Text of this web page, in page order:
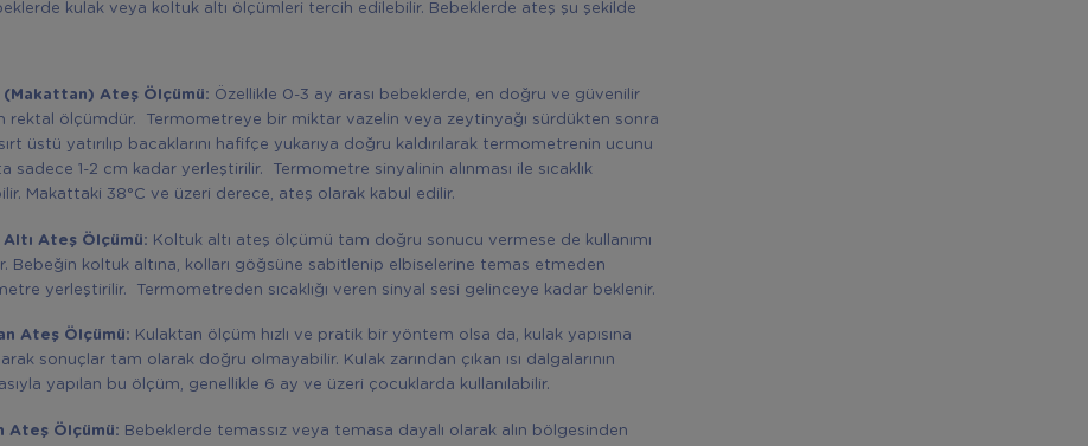
kulak veya koltuk altı ölçümleri tercih edilebilir. Bebeklerde ateş şu şekilde
(Makattan) Ateş Ölçümü: Özellikle 0-3 ay arası bebeklerde, en doğru ve güvenilir
rektal ölçümdür. Termometreye bir miktar vazelin veya zeytinyağı sürdükten sonra
üstü yatırılıp bacaklarını hafifçe yukarıya doğru kaldırılarak termometrenin ucunu
sadece 1-2 cm kadar yerleştirilir. Termometre sinyalinin alınması ile sıcaklık
Makattaki 38°C ve üzeri derece, ateş olarak kabul edilir.
Ateş Ölçümü: Koltuk altı ateş ölçümü tam doğru sonucu vermese de kullanımı
Bebeğin koltuk altına, kolları göğsüne sabitlenip elbiselerine temas etmeden
yerleştirilir. Termometreden sıcaklığı veren sinyal sesi gelinceye kadar beklenir.
Ateş Ölçümü: Kulaktan ölçüm hızlı ve pratik bir yöntem olsa da, kulak yapısına
sonuçlar tam olarak doğru olmayabilir. Kulak zarından çıkan ısı dalgalarının
yapılan bu ölçüm, genellikle 6 ay ve üzeri çocuklarda kullanılabilir.
Ateş Ölçümü: Bebeklerde temassız veya temasa dayalı olarak alın bölgesinden